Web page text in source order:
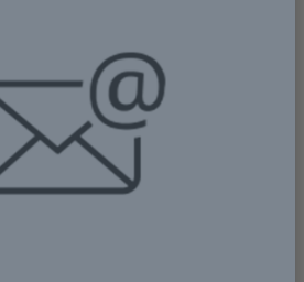
menjadi kunci
dan pendidikan. Menyusun
data, hingga membuat
kali menghabiskan banyak wa...